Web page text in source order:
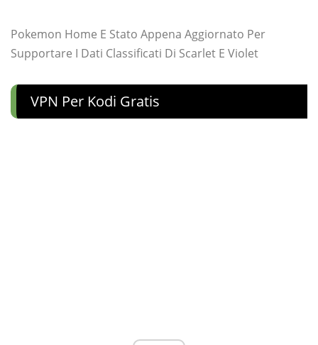
Pokemon Home E Stato Appena Aggiornato Per
Supportare I Dati Classificati Di Scarlet E Violet
VPN Per Kodi Gratis